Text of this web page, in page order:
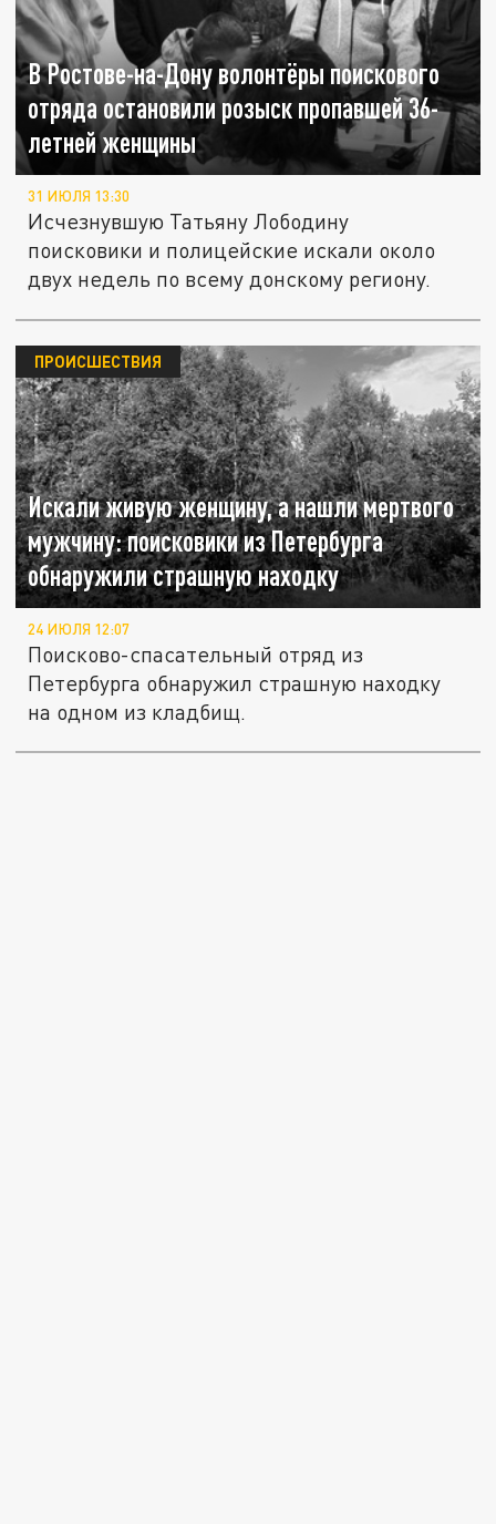
В Ростове-на-Дону волонтёры поискового
отряда остановили розыск пропавшей 36-
летней женщины
31 ИЮЛЯ 13:30
Исчезнувшую Татьяну Лободину
поисковики и полицейские искали около
двух недель по всему донскому региону.
Искали живую женщину, а нашли мертвого
мужчину: поисковики из Петербурга
обнаружили страшную находку
ПРОИСШЕСТВИЯ
24 ИЮЛЯ 12:07
Поисково-спасательный отряд из
Петербурга обнаружил страшную находку
на одном из кладбищ.